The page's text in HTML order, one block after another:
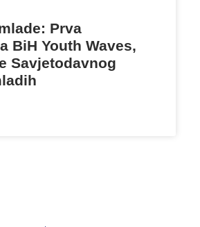
Prva
BiH Youth Waves,
Savjetodavnog